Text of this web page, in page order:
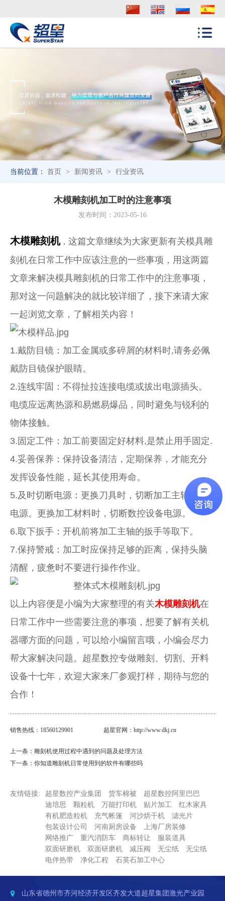
当前位置： 首页 > 新闻资讯 > 行业资讯
木模雕刻机加工时的注意事项
发布时间：2023-05-16
木模雕刻机， 这篇文章继续为大家更新有关模具雕
刻机在日常工作中应该注意的一些事项，用这两篇
文章来解决模具雕刻机的日常工作中的注意事项，
那对这一问题解决的就比较详细了，接下来请大家
一起浏览文章，了解相关内容！
1.戴防目镜：加工金属或多碎屑的材料时,请务必佩
戴防目镜保护眼睛。
2.连线牢固：不得扯拉连接电缆或拔出电源插头。
电缆应远离热源和易燃易爆品，同时避免与锐利的
物体接触。
3.固定工件：加工前要固定好材料,是禁止用手固定.
4.妥善保养：保持设备清洁，定期保养，才能充分
发挥设备性能，延长其使用寿命。
5.及时切断电源：更换刀具时，切断加工主轴电机
电源。更换加工材料时，切断数控设备电源。
6.取下扳手：开机前将加工主轴的扳手等取下。
7.保持警戒：加工时应保持足够的距离，保持头脑
清醒，疲惫时不要进行操作作业。
以上内容便是小编为大家整理的有关木模雕刻机在
日常工作中一些需要注意的事项，想要了解有关机
器哪方面的问题，可以给小编留言哦，小编会尽力
帮大家解决问题。超星数控专做雕刻、切割、开料
设备十七年，欢迎大家来厂参观打样，期待与您的
合作！
销售热线：18560129901 超星官网： http://www.dkj.cn
上一条：雕刻机使用过程中遇到的问题及处理方法
下一条：你知道雕刻机日常使用到的软件有哪些吗
友情链接: 超星数控产业集团 货车棉被
超星数控阿里巴巴
迪培思
颗粒机 万能打印机 贴片加工
红木家具
有机肥造粒机
充气帐篷 河沙烘干机
滤光片
包装设计公司
河南厨房设备
上海厂房装修
网络推广
重汽消防车 商标转让
服装道具
双面研磨机
双面研磨机 减压阀 无尘纸
无尘纸
电伴热带
净化工程 石英石加工中心
山东省德州市齐河经济开发区齐发大道超星集团激光产业园